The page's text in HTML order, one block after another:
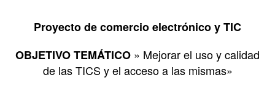
Proyecto de comercio electrónico y TIC
OBJETIVO TEMÁTICO » Mejorar el uso y calidad
de las TICS y el acceso a las mismas»